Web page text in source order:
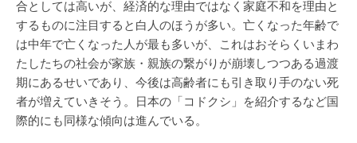
合としては高いが、経済的な理由ではなく家庭不和を理由と
するものに注目すると白人のほうが多い。亡くなった年齢で
は中年で亡くなった人が最も多いが、これはおそらくいまわ
たしたちの社会が家族・親族の繋がりが崩壊しつつある過渡
期にあるせいであり、今後は高齢者にも引き取り手のない死
者が増えていきそう。日本の「コドクシ」を紹介するなど国
際的にも同様な傾向は進んでいる。